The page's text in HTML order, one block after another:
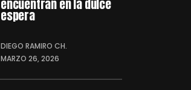
encuentran en la dulce
espera
DIEGO RAMIRO CH.
MARZO 26, 2026